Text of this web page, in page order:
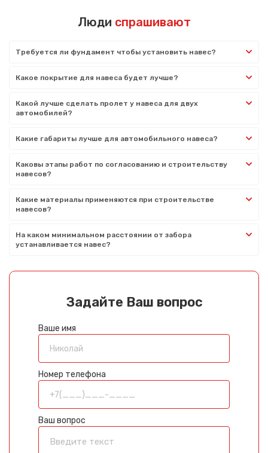
Люди спрашивают
Требуется ли фундамент чтобы установить навес?
Какое покрытие для навеса будет лучше?
Какой лучше сделать пролет у навеса для двух
автомобилей?
Какие габариты лучше для автомобильного навеса?
Каковы этапы работ по согласованию и строительству
навесов?
Какие материалы применяются при строительстве
навесов?
На каком минимальном расстоянии от забора
устанавливается навес?
Задайте Ваш вопрос
Ваше имя
Номер телефона
Ваш вопрос